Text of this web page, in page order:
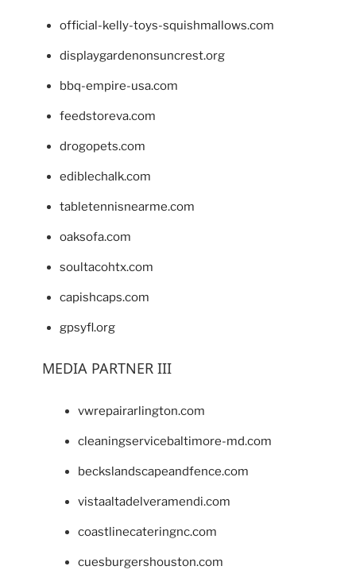
official-kelly-toys-squishmallows.com
displaygardenonsuncrest.org
bbq-empire-usa.com
feedstoreva.com
drogopets.com
ediblechalk.com
tabletennisnearme.com
oaksofa.com
soultacohtx.com
capishcaps.com
gpsyfl.org
MEDIA PARTNER III
vwrepairarlington.com
cleaningservicebaltimore-md.com
beckslandscapeandfence.com
vistaaltadelveramendi.com
coastlinecateringnc.com
cuesburgershouston.com